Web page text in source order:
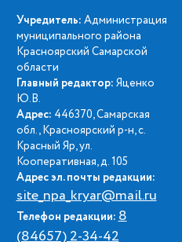
Учредитель: Администрация
муниципального района
Красноярский Самарской
области
Главный редактор: Яценко
Ю.В.
Адрес: 446370, Самарская
обл., Красноярский р-н, с.
Красный Яр, ул.
Кооперативная, д. 105
Адрес эл. почты редакции:
site_npa_kryar@mail.ru
Телефон редакции:8
(84657) 2-34-42